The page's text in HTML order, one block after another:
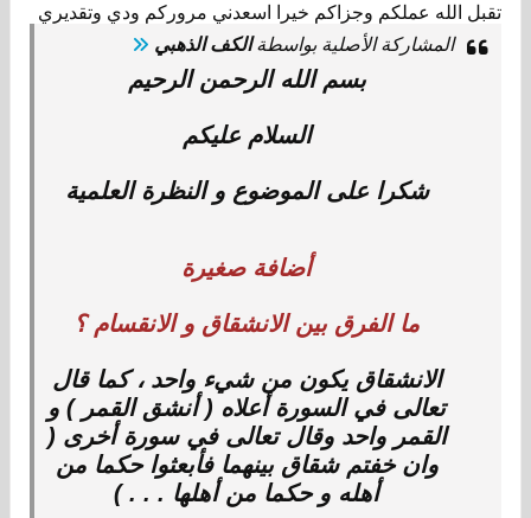
تقبل الله عملكم وجزاكم خيرا اسعدني مروركم ودي وتقديري
المشاركة الأصلية بواسطةالكف الذهبي
بسم الله الرحمن الرحيم
السلام عليكم
شكرا على الموضوع و النظرة العلمية
أضافة صغيرة
ما الفرق بين الانشقاق و الانقسام ؟
الانشقاق يكون من شيء واحد ، كما قال
تعالى في السورة أعلاه ( أنشق القمر ) و
القمر واحد وقال تعالى في سورة أخرى (
وان خفتم شقاق بينهما فأبعثوا حكما من
أهله و حكما من أهلها . . . )